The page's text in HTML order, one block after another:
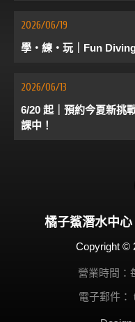
2026/06/19
學・練・玩｜Fun
2026/06/13
6/20 起｜預約今夏新挑
課中！
橘子鯊潛水中心
Copyright ©
營業時間：
電子郵件：